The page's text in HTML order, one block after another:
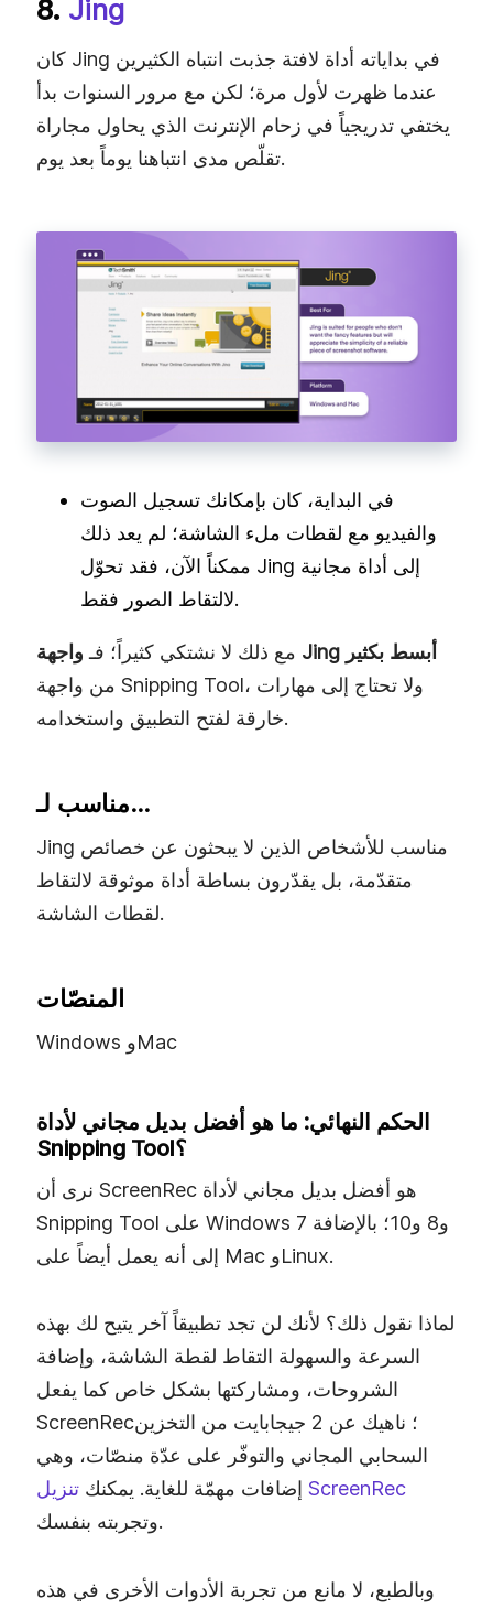
8. Jing
كان Jing في بداياته أداة لافتة جذبت انتباه الكثيرين
عندما ظهرت لأول مرة؛ لكن مع مرور السنوات بدأ
يختفي تدريجياً في زحام الإنترنت الذي يحاول مجاراة
تقلّص مدى انتباهنا يوماً بعد يوم.
في البداية، كان بإمكانك تسجيل الصوت
والفيديو مع لقطات ملء الشاشة؛ لم يعد ذلك
ممكناً الآن، فقد تحوّل Jing إلى أداة مجانية
لالتقاط الصور فقط.
مع ذلك لا نشتكي كثيراً؛ فـ
واجهة Jing أبسط بكثير
من واجهة Snipping Tool، ولا تحتاج إلى مهارات
خارقة لفتح التطبيق واستخدامه.
مناسب لـ…
Jing مناسب للأشخاص الذين لا يبحثون عن خصائص
متقدّمة، بل يقدّرون بساطة أداة موثوقة لالتقاط
لقطات الشاشة.
المنصّات
Windows وMac
الحكم النهائي: ما هو أفضل بديل مجاني لأداة
Snipping Tool؟
نرى أن ScreenRec هو أفضل بديل مجاني لأداة
Snipping Tool على Windows 7 و8 و10؛ بالإضافة
إلى أنه يعمل أيضاً على Mac وLinux.
لماذا نقول ذلك؟ لأنك لن تجد تطبيقاً آخر يتيح لك بهذه
السرعة والسهولة التقاط لقطة الشاشة، وإضافة
الشروحات، ومشاركتها بشكل خاص كما يفعل
ScreenRec؛ ناهيك عن 2 جيجابايت من التخزين
السحابي المجاني والتوفّر على عدّة منصّات، وهي
إضافات مهمّة للغاية. يمكنك تنزيل ScreenRec
وتجربته بنفسك.
وبالطبع، لا مانع من تجربة الأدوات الأخرى في هذه